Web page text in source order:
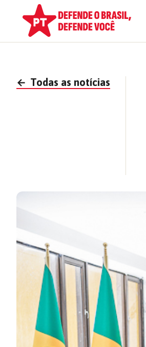
← Todas as notícias